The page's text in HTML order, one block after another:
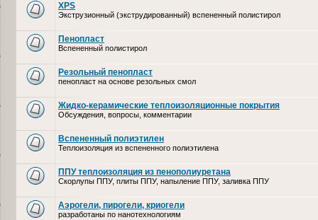
XPS
Экструзионный (экструдированный) вспененный полистирол
Пенопласт
Вспененный полистирол
Резольный пенопласт
пенопласт на основе резольных смол
Жидко-керамические теплоизоляционные покрытия
Обсуждения, вопросы, комментарии
Вспененный полиэтилен
Теплоизоляция из вспененного полиэтилена
ППУ теплоизоляция из пенополиуретана
Скорлупы ППУ, плиты ППУ, напыление ППУ, заливка ППУ
Аэрогели, пирогели, криогели
разработаны по нанотехнологиям